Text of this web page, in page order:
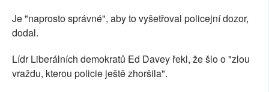
Je "naprosto správné", aby to vyšetřoval policejní dozor,
dodal.
Lídr Liberálních demokratů Ed Davey řekl, že šlo o "zlou
vraždu, kterou policie ještě zhoršila".